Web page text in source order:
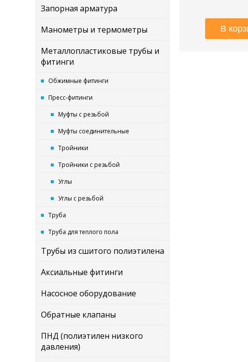
Запорная арматура
Манометры и термометры
Металлопластиковые трубы и
фитинги
Обжимные фитинги
Пресс-фитинги
Муфты с резьбой
Муфты соединительные
Тройники
Тройники с резьбой
Углы
Углы с резьбой
Труба
Труба для теплого пола
Трубы из сшитого полиэтилена
Аксиальные фитинги
Насосное оборудование
Обратные клапаны
ПНД (полиэтилен низкого
давления)